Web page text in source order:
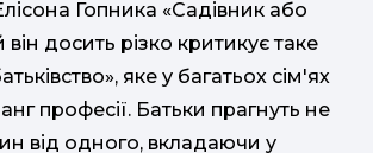
Гопника «Садівник або
він досить різко критикує таке
яке у багатьох сім'ях
професії. Батьки прагнуть не
від одного, вкладаючи у